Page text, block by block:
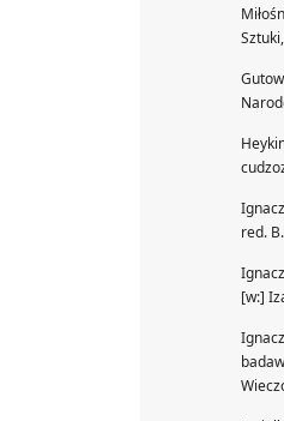
red.
[w:]